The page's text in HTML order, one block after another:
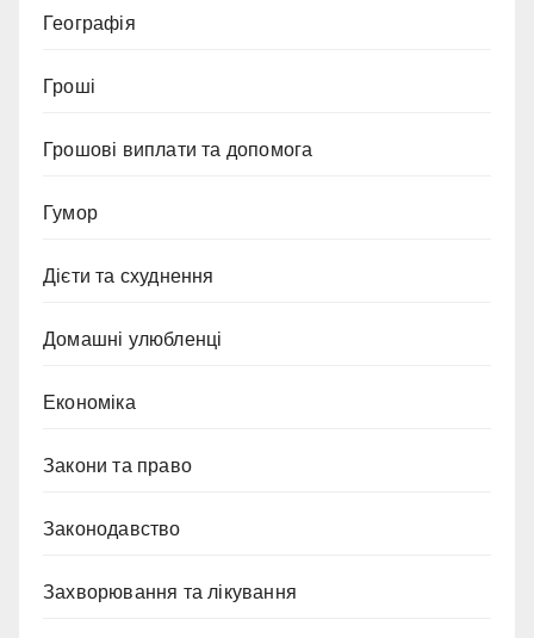
Географія
Гроші
Грошові виплати та допомога
Гумор
Дієти та схуднення
Домашні улюбленці
Економіка
Закони та право
Законодавство
Захворювання та лікування